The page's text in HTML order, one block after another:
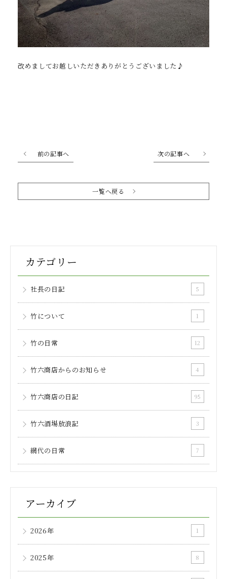
改めましてお越しいただきありがとうございました♪
前の記事へ 次の記事へ
一覧へ戻る
カテゴリー
社長の日記 5
竹について 1
竹の日常 12
竹六商店からのお知らせ 4
竹六商店の日記 95
竹六酒場放浪記 3
網代の日常 7
アーカイブ
2026年 1
2025年 8